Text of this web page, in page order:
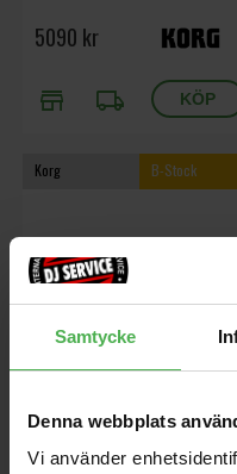
Samtycke
Denna webbplats
Vi använder
5090 kr
store local_shipping
Korg B-Stock
Minilogue-xd [B-STOCK]
[B-STOCK] Kundretur som är i